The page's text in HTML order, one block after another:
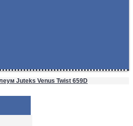
Juteks Venus Twist 659D